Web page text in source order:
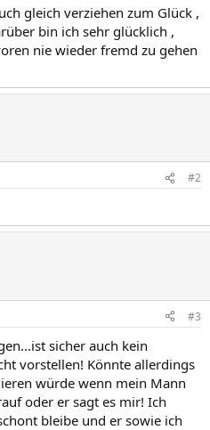
gleich verziehen zum Glück ,
bin ich sehr glücklich ,
nie wieder fremd zu gehen
#2
#3
sicher auch kein
vorstellen! Könnte allerdings
würde wenn mein Mann
oder er sagt es mir! Ich
bleibe und er sowie ich